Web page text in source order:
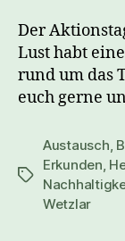
Der
Lust habt
rund um das
euch gerne
Schlagwörter
Austausch,
Erkunden,
Wetzlar